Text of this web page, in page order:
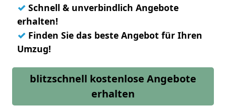
✓ Schnell & unverbindlich Angebote
erhalten!
✓ Finden Sie das beste Angebot für Ihren
Umzug!
blitzschnell kostenlose Angebote
erhalten